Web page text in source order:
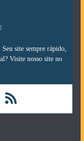
site sempre rápido,
Visite nosso site no